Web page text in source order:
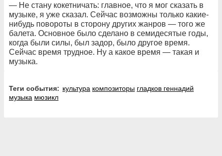
— Не стану кокетничать: главное, что я мог сказать в
музыке, я уже сказал. Сейчас возможны только какие-
нибудь повороты в сторону других жанров — того же
балета. Основное было сделано в семидесятые годы,
когда были силы, был задор, было другое время.
Сейчас время трудное. Ну а какое время — такая и
музыка.
Теги события: культура композиторы гладков геннадий
музыка мюзикл